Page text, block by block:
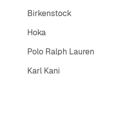
Birkenstock
Hoka
Polo Ralph Lauren
Karl Kani